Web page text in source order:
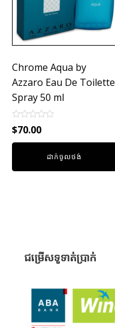
Chrome Aqua by
Azzaro Eau De Toilette
Spray 50 ml
Rated
0
out
$70.00
ដាក់ចូលថង់
ជម្រើសទូទាត់ប្រាក់